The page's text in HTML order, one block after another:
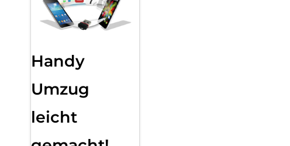
Handy
Umzug
leicht